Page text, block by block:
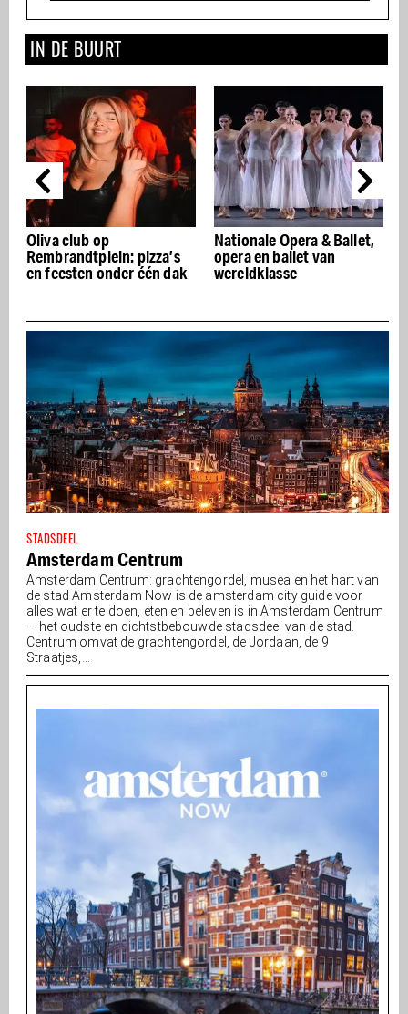
IN DE BUURT
Oliva club op
Rembrandtplein: pizza’s
en feesten onder één dak
Nationale Opera & Ballet,
opera en ballet van
wereldklasse
STADSDEEL
Amsterdam Centrum
Amsterdam Centrum: grachtengordel, musea en het hart van
de stad Amsterdam Now is de amsterdam city guide voor
alles wat er te doen, eten en beleven is in Amsterdam Centrum
— het oudste en dichtstbebouwde stadsdeel van de stad.
Centrum omvat de grachtengordel, de Jordaan, de 9
Straatjes,...